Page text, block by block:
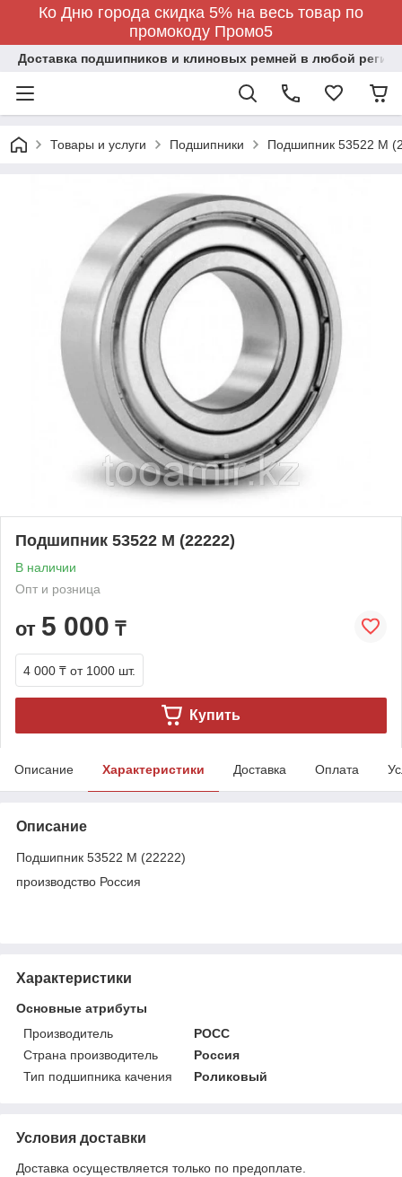
Ко Дню города скидка 5% на весь товар по
промокоду Промо5
Доставка подшипников и клиновых ремней в любой регион
Товары и услуги Подшипники Подшипник 53522 М
Подшипник 53522 М (22222)
В наличии
Опт и розница
от 5 000 ₸
4 000 ₸ от 1000 шт.
Купить
Описание Характеристики Доставка Оплата
Описание
Подшипник 53522 М (22222)
производство Россия
Характеристики
Основные атрибуты
Производитель
РОСС
Страна производитель
Россия
Тип подшипника качения
Роликовый
Условия доставки
Доставка осуществляется только по предоплате.